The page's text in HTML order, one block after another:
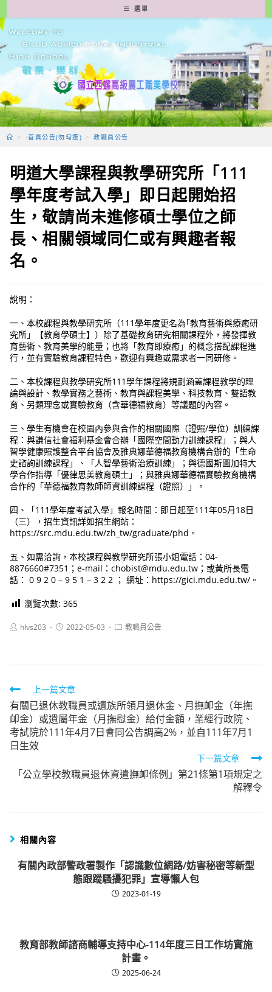
轉
至
要
容
選單
> -首頁公告(勿勾選) > 教職員公告
明道大學課程與教學研究所「111
學年度考試入學」即日起開始招
生，敬請尚未進修碩士學位之師
長、相關領域同仁或有興趣者報
名。
說明：
一、本校課程與教學研究所（111學年度更名為｢教育藝術與療癒研
究所」【教育學碩士】）除了基礎教育研究相關課程外，將發揮教
育藝術、教育美學的能量；也將「教育即療癒」的概念搭配課程進
行，並有實驗教育課程特色，歡迎有興趣或需求者一同研修。
二、本校課程與教學研究所111學年課程將規劃涵蓋課程教學的理
論與設計、教學實務之藝術、教育與課程美學、科技教育、雙語教
育、另類理念或實驗教育（含華德福教育）等議題的內容。
三、學生有機會在校園內參與合作的相關國際（證照/學位）訓練課
程：與謙信社會福利基金會合辦「國際空間動力訓練課程」；與人
智學健康照護整合平台協會及雅典娜華德福教育機構合辦的「生命
史諮詢訓練課程」、「人智學藝術治療訓練」；與德國斯圖加特大
學合作指導「優律思美教育碩士」；與雅典娜華德福實驗教育機構
合作的「華德福教育教師師資訓練課程（證照）」。
四、「111學年度考試入學」報名時間：即日起至111年05月18日
（三），招生資訊詳如招生網站：
https://src.mdu.edu.tw/zh_tw/graduate/phd。
五、如需洽詢，本校課程與教學研究所張小姐電話：04-
8876660#7351；e-mail：chobist@mdu.edu.tw；或黃所長電
話： 0 9 2 0 – 9 5 1 – 3 2 2 ； 網址：https://gici.mdu.edu.tw/。
瀏覽次數: 365
Posthlvs203
Post2022-05-03
Post教職員公告
Read
more
articles
上一篇文章
有關已退休教職員或遺族所領月退休金、月撫卹金（年撫
卹金）或遺屬年金（月撫慰金）給付金額，業經行政院、
考試院於111年4月7日會同公告調高2%，並自111年7月1
日生效
下一篇文章
「公立學校教職員退休資遣撫卹條例」第21條第1項規定之
解釋令
相關內容
有關內政部警政署製作「認識數位網路/妨害秘密等新型
態跟蹤騷擾犯罪」宣導懶人包
2023-01-19
教育部教師諮商輔導支持中心-114年度三日工作坊實施
計畫。
2025-06-24